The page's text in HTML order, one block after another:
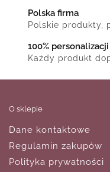
Polska firma
Polskie produkty,
100% personalizacji
Każdy produkt
O sklepie
Dane kontaktowe
Regulamin zakupów
Polityka prywatności